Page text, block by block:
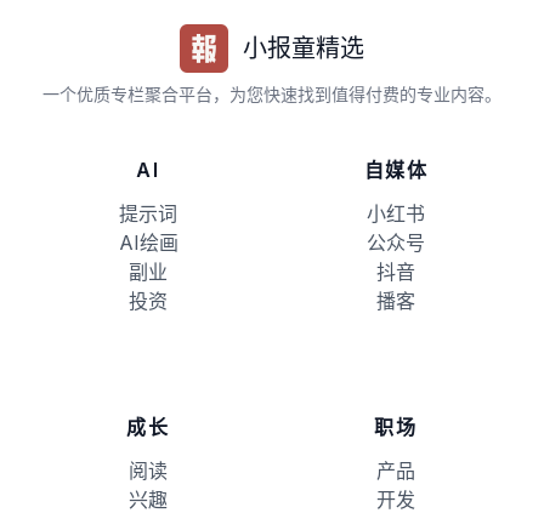
小报童精选
一个优质专栏聚合平台，为您快速找到值得付费的专业内容。
AI
提示词
AI绘画
副业
投资
自媒体
小红书
公众号
抖音
播客
成长
阅读
兴趣
职场
产品
开发